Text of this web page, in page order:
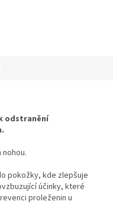
odstranění
pokožky, kde zlepšuje
účinky, které
proleženin u